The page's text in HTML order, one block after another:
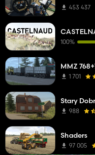
453 437
100%
MMZ
1 701
Stary
988
Shaders
97 005